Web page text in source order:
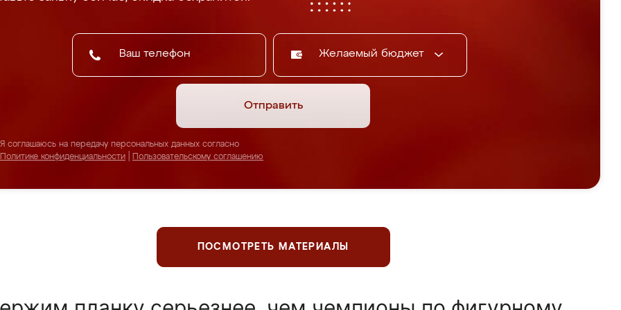
Желаемый бюджет
Отправить
Я соглашаюсь на передачу персональных данных согласно
Политике конфиденциальности
Пользовательскому соглашению
ПОСМОТРЕТЬ МАТЕРИАЛЫ